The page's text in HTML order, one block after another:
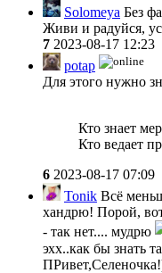
Solomeya Без
Живи и радуйся,
7 2023-08-17 12:23
potap
Для этого нужно
Кто знает
Кто ведает
6 2023-08-17 07:09
Tonik Всё
хандрю! Порой,
- так нет.... мудрю
эхх..как бы знать